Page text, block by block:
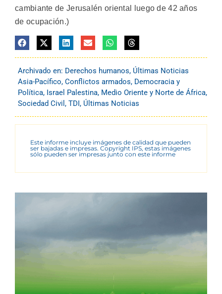
cambiante de Jerusalén oriental luego de 42 años
de ocupación.)
Archivado en: Derechos humanos, Últimas Noticias
Asia-Pacífico, Conflictos armados, Democracia y
Política, Israel Palestina, Medio Oriente y Norte de África,
Sociedad Civil , TDI, Últimas Noticias
Este informe incluye imágenes de calidad que pueden
ser bajadas e impresas. Copyright IPS, estas imágenes
sólo pueden ser impresas junto con este informe